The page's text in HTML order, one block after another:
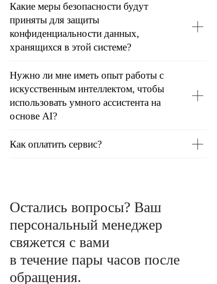
Какие меры безопасности будут
приняты для защиты
конфиденциальности данных,
хранящихся в этой системе?
Нужно ли мне иметь опыт работы с
искусственным интеллектом, чтобы
использовать умного ассистента на
основе AI?
Как оплатить сервис?
Остались вопросы? Ваш
персональный менеджер
свяжется с вами
в течение пары часов после
обращения.